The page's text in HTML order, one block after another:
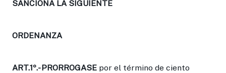
SANCIONA LA SIGUIENTE
ORDENANZA
ART.1º.-PRORROGASE por el término de ciento